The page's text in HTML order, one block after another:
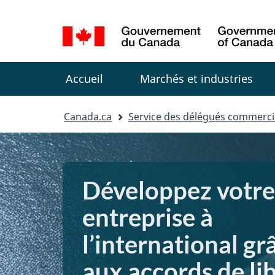
de
la
langue
Menu
Accueil Marchés et industries
You
are
here:
Canada.ca Service des délégués
Développez votre
entreprise à
l’international